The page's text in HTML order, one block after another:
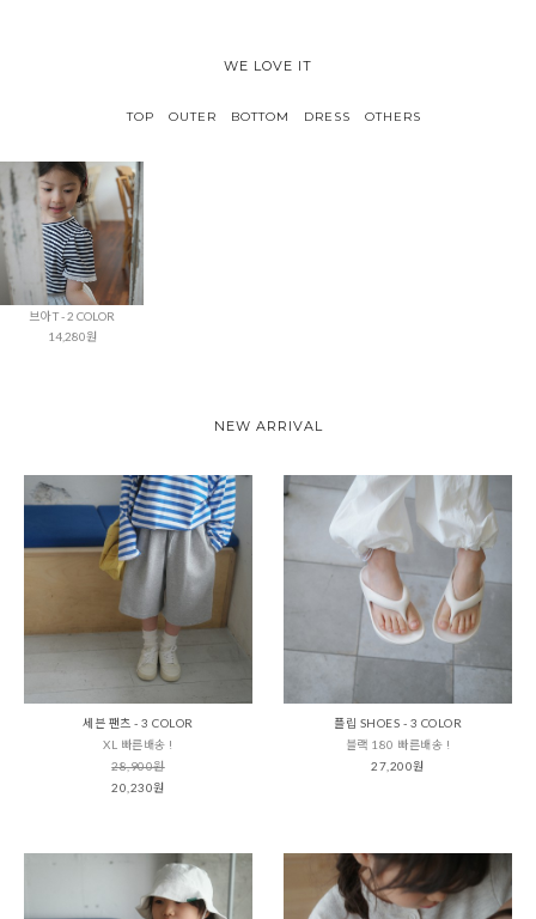
WE LOVE IT
TOP OUTER BOTTOM DRESS OTHERS
브아 T - 2 COLOR
14,280원
NEW ARRIVAL
세븐 팬츠 - 3 COLOR
XL 빠른배송 !
28,900원
20,230원
플립 SHOES - 3 COLOR
블랙 180 빠른배송 !
27,200원